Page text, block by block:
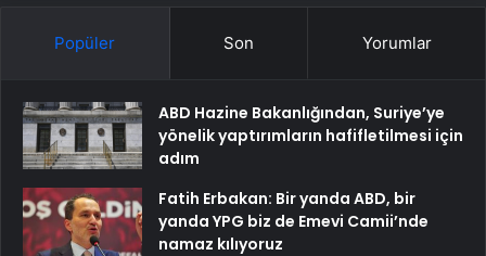
Popüler Son Yorumlar
ABD Hazine Bakanlığından, Suriye’ye
yönelik yaptırımların hafifletilmesi için
adım
Fatih Erbakan: Bir yanda ABD, bir
yanda YPG biz de Emevi Camii’nde
namaz kılıyoruz